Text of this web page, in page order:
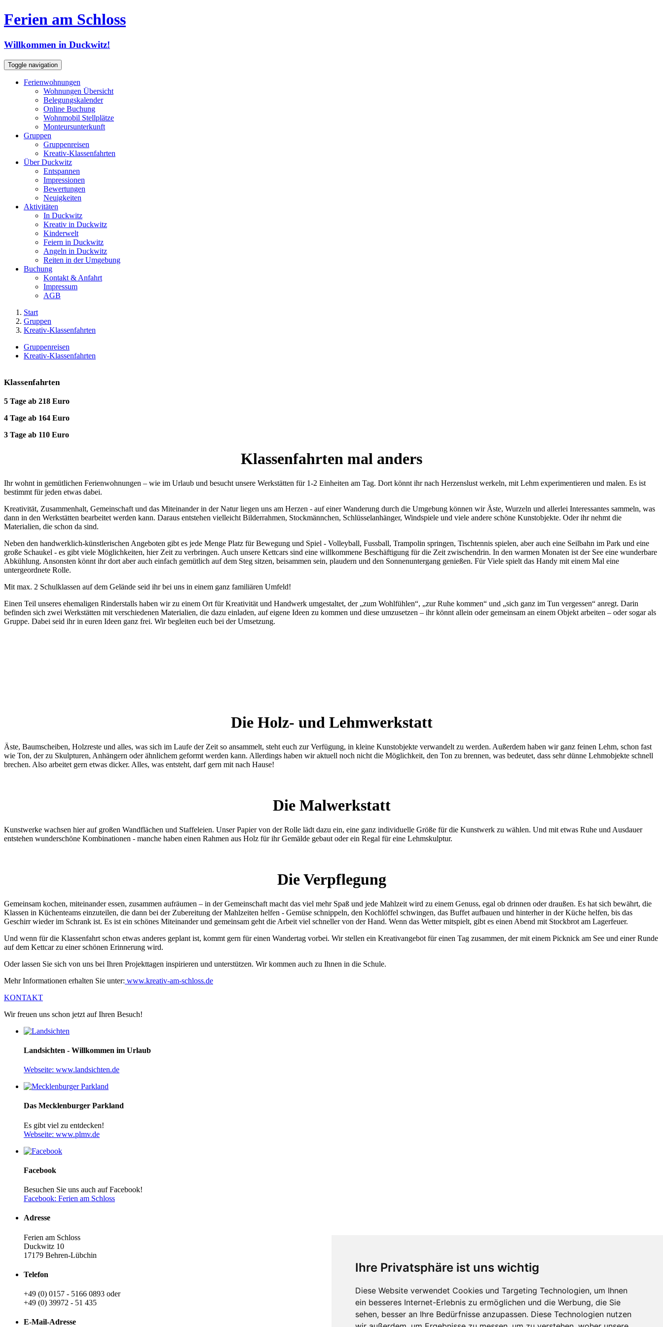
Ihre Privatsphäre ist uns wichtig
Diese Website verwendet Cookies und Targeting Technologien, um Ihnen
ein besseres Internet-Erlebnis zu ermöglichen und die Werbung, die Sie
sehen, besser an Ihre Bedürfnisse anzupassen. Diese Technologien nutzen
Ferien am Schloss
Willkommen in Duckwitz!
Toggle navigation
Ferienwohnungen
Wohnungen Übersicht
Belegungskalender
Online Buchung
Wohnmobil Stellplätze
Monteursunterkunft
Gruppen
Gruppenreisen
Kreativ-Klassenfahrten
Über Duckwitz
Entspannen
Impressionen
Bewertungen
Neuigkeiten
Aktivitäten
In Duckwitz
Kreativ in Duckwitz
Kinderwelt
Feiern in Duckwitz
Angeln in Duckwitz
Reiten in der Umgebung
Buchung
Kontakt & Anfahrt
Impressum
AGB
Start
Gruppen
Kreativ-Klassenfahrten
Gruppenreisen
Kreativ-Klassenfahrten
Klassenfahrten
5 Tage ab 218 Euro
4 Tage ab 164 Euro
3 Tage ab 110 Euro
Klassenfahrten mal anders
Ihr wohnt in gemütlichen Ferienwohnungen – wie im Urlaub und besucht unsere Werkstätten für 1-2 Einheiten am Tag. Dort könnt ihr nach Herzenslust werkeln, mit Lehm experimentieren und malen. Es ist
bestimmt für jeden etwas dabei.
Kreativität, Zusammenhalt, Gemeinschaft und das Miteinander in der Natur liegen uns am Herzen - auf einer Wanderung durch die Umgebung können wir Äste, Wurzeln und allerlei Interessantes sammeln, was
dann in den Werkstätten bearbeitet werden kann. Daraus entstehen vielleicht Bilderrahmen, Stockmännchen, Schlüsselanhänger, Windspiele und viele andere schöne Kunstobjekte. Oder ihr nehmt die
Materialien, die schon da sind.
Neben den handwerklich-künstlerischen Angeboten gibt es jede Menge Platz für Bewegung und Spiel - Volleyball, Fussball, Trampolin springen, Tischtennis spielen, aber auch eine Seilbahn im Park und eine
große Schaukel - es gibt viele Möglichkeiten, hier Zeit zu verbringen. Auch unsere Kettcars sind eine willkommene Beschäftigung für die Zeit zwischendrin. In den warmen Monaten ist der See eine wunderbare
Abkühlung. Ansonsten könnt ihr dort aber auch einfach gemütlich auf dem Steg sitzen, beisammen sein, plaudern und den Sonnenuntergang genießen. Für Viele spielt das Handy mit einem Mal eine
untergeordnete Rolle.
Mit max. 2 Schulklassen auf dem Gelände seid ihr bei uns in einem ganz familiären Umfeld!
Einen Teil unseres ehemaligen Rinderstalls haben wir zu einem Ort für Kreativität und Handwerk umgestaltet, der „zum Wohlfühlen“, „zur Ruhe kommen“ und „sich ganz im Tun vergessen“ anregt. Darin
befinden sich zwei Werkstätten mit verschiedenen Materialien, die dazu einladen, auf eigene Ideen zu kommen und diese umzusetzen – ihr könnt allein oder gemeinsam an einem Objekt arbeiten – oder sogar als
Gruppe. Dabei seid ihr in euren Ideen ganz frei. Wir begleiten euch bei der Umsetzung.
Die Holz- und Lehmwerkstatt
Äste, Baumscheiben, Holzreste und alles, was sich im Laufe der Zeit so ansammelt, steht euch zur Verfügung, in kleine Kunstobjekte verwandelt zu werden. Außerdem haben wir ganz feinen Lehm, schon fast
wie Ton, der zu Skulpturen, Anhängern oder ähnlichem geformt werden kann. Allerdings haben wir aktuell noch nicht die Möglichkeit, den Ton zu brennen, was bedeutet, dass sehr dünne Lehmobjekte schnell
brechen. Also arbeitet gern etwas dicker. Alles, was entsteht, darf gern mit nach Hause!
Die Malwerkstatt
Kunstwerke wachsen hier auf großen Wandflächen und Staffeleien. Unser Papier von der Rolle lädt dazu ein, eine ganz individuelle Größe für die Kunstwerk zu wählen. Und mit etwas Ruhe und Ausdauer
entstehen wunderschöne Kombinationen - manche haben einen Rahmen aus Holz für ihr Gemälde gebaut oder ein Regal für eine Lehmskulptur.
Die Verpflegung
Gemeinsam kochen, miteinander essen, zusammen aufräumen – in der Gemeinschaft macht das viel mehr Spaß und jede Mahlzeit wird zu einem Genuss, egal ob drinnen oder draußen. Es hat sich bewährt, die
Klassen in Küchenteams einzuteilen, die dann bei der Zubereitung der Mahlzeiten helfen - Gemüse schnippeln, den Kochlöffel schwingen, das Buffet aufbauen und hinterher in der Küche helfen, bis das
Geschirr wieder im Schrank ist. Es ist ein schönes Miteinander und gemeinsam geht die Arbeit viel schneller von der Hand. Wenn das Wetter mitspielt, gibt es einen Abend mit Stockbrot am Lagerfeuer.
Und wenn für die Klassenfahrt schon etwas anderes geplant ist, kommt gern für einen Wandertag vorbei. Wir stellen ein Kreativangebot für einen Tag zusammen, der mit einem Picknick am See und einer Runde
auf dem Kettcar zu einer schönen Erinnerung wird.
Oder lassen Sie sich von uns bei Ihren Projekttagen inspirieren und unterstützen. Wir kommen auch zu Ihnen in die Schule.
Mehr Informationen erhalten Sie unter: www.kreativ-am-schloss.de
KONTAKT
Wir freuen uns schon jetzt auf Ihren Besuch!
Landsichten - Willkommen im Urlaub
Webseite: www.landsichten.de
Das Mecklenburger Parkland
Es gibt viel zu entdecken!
Webseite: www.plmv.de
Facebook
Besuchen Sie uns auch auf Facebook!
Facebook: Ferien am Schloss
Adresse
Ferien am Schloss
Duckwitz 10
17179 Behren-Lübchin
Telefon
+49 (0) 0157 - 5166 0893 oder
+49 (0) 39972 - 51 435
E-Mail-Adresse